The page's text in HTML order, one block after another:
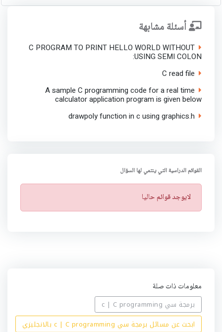
أسئلة مشابهة
C PROGRAM TO PRINT HELLO WORLD WITHOUT
USING SEMI COLON:
C read file
A sample C programming code for a real time
calculator application program is given below
drawpoly function in c using graphics.h
القوائم الدراسية التي ينتمي لها السؤال
ت
ن
لايوجد قوائم حاليا
معلومات ذات صلة
برمجة سي c | C programming
ابحث عن مسائل برمجة سي c | C programming بالانجليزي